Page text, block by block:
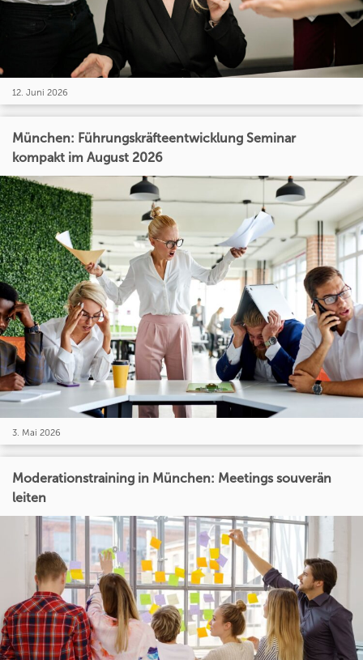
12. Juni 2026
München: Führungskräfteentwicklung Seminar
kompakt im August 2026
3. Mai 2026
Moderationstraining in München: Meetings souverän
leiten